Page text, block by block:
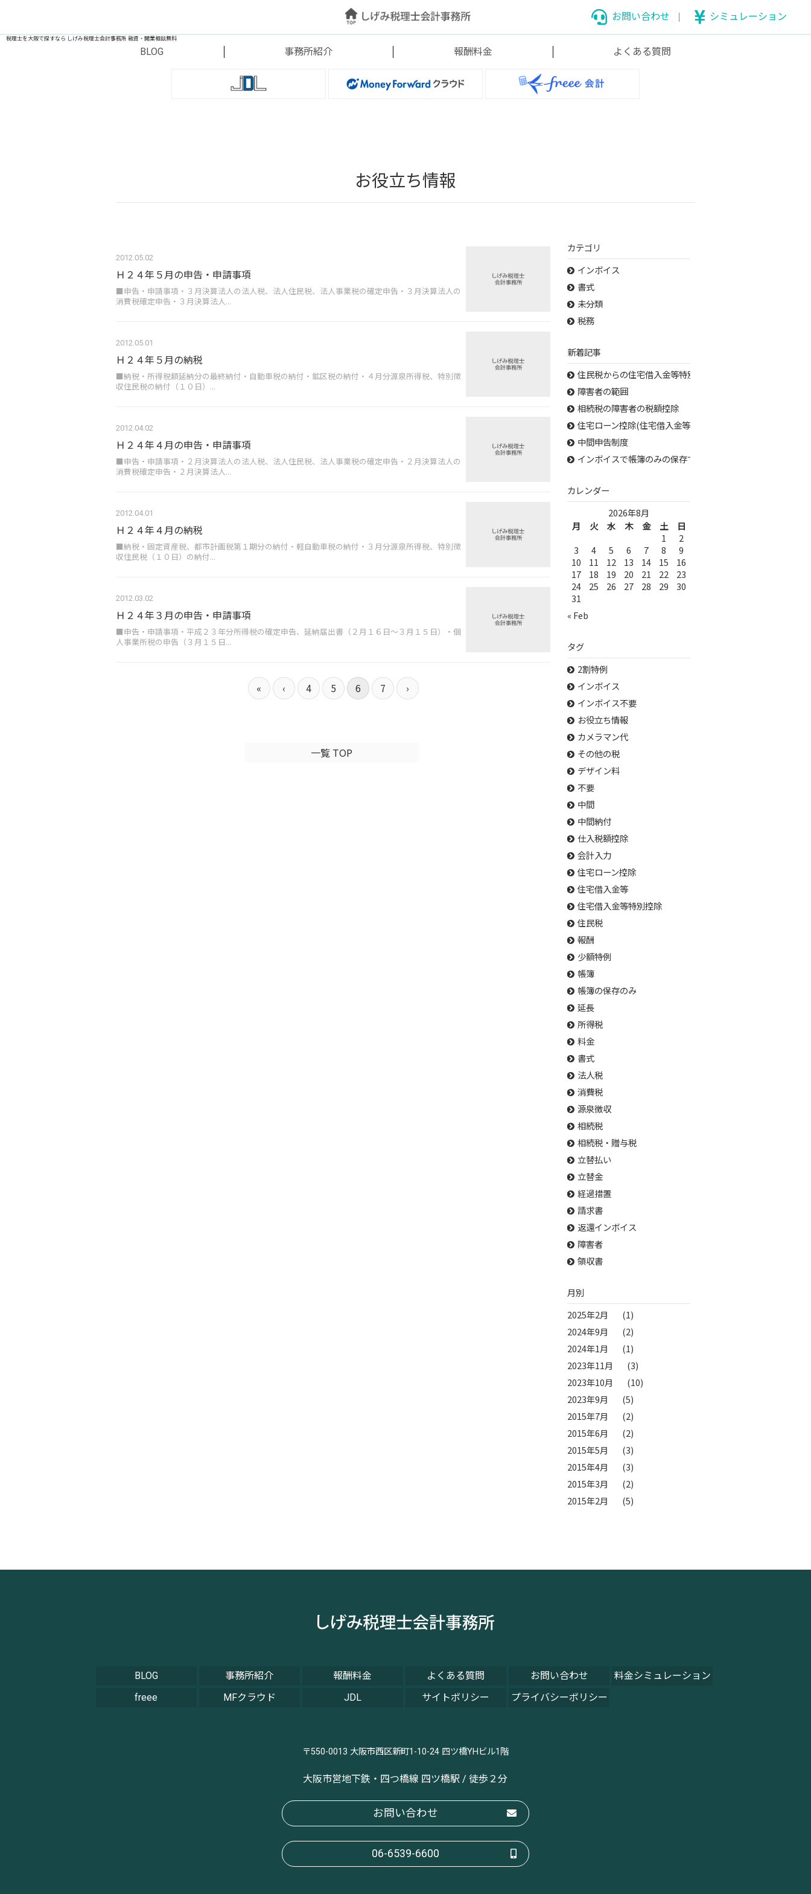
税理士を大阪で探すなら しげみ税理士会計事務所 融資・開業相談無料
BLOG 事務所紹介 報酬料金 よくある質問
お役立ち情報
2012.05.02
Ｈ２４年５月の申告・申請事項
■申告・申請事項・３月決算法人の法人税、法人住民税、法人事業税の確定申告・３月決算法人の
消費税確定申告・３月決算法人...
2012.05.01
Ｈ２４年５月の納税
■納税・所得税額延納分の最終納付・自動車税の納付・鉱区税の納付・４月分源泉所得税、特別徴
収住民税の納付（１０日）...
2012.04.02
Ｈ２４年４月の申告・申請事項
■申告・申請事項・２月決算法人の法人税、法人住民税、法人事業税の確定申告・２月決算法人の
消費税確定申告・２月決算法人...
2012.04.01
Ｈ２４年４月の納税
■納税・固定資産税、都市計画税第１期分の納付・軽自動車税の納付・３月分源泉所得税、特別徴
収住民税（１０日）の納付...
2012.03.02
Ｈ２４年３月の申告・申請事項
■申告・申請事項・平成２３年分所得税の確定申告、延納届出書（２月１６日～３月１５日）・個
人事業所税の申告（３月１５日...
« ‹ 4 5 6 7 ›
一覧 TOP
カテゴリ
インボイス
書式
未分類
税務
新着記事
住民税からの住宅借入金等特別税額控除（住宅ローン控除）
障害者の範囲
相続税の障害者の税額控除
住宅ローン控除(住宅借入金等特別控除)必要書類
中間申告制度
インボイスで帳簿のみの保存で仕入税額控除が認められる取
カレンダー
2026年8月
月
火 水 木 金 土 日
« Feb
1
2
3
4 5 6 7 8
9
10
11 12 13 14 15
16
17
18 19 20 21 22
23
24
25 26 27 28 29
30
31
タグ
2割特例
インボイス
インボイス不要
お役立ち情報
カメラマン代
その他の税
デザイン料
不要
中間
中間納付
仕入税額控除
会計入力
住宅ローン控除
住宅借入金等
住宅借入金等特別控除
住民税
報酬
少額特例
帳簿
帳簿の保存のみ
延長
所得税
料金
書式
法人税
消費税
源泉徴収
相続税
相続税・贈与税
立替払い
立替金
経過措置
請求書
返還インボイス
障害者
領収書
月別
2025年2月
(1)
2024年9月
(2)
2024年1月
(1)
2023年11月
(3)
2023年10月
(10)
2023年9月
(5)
2015年7月
(2)
2015年6月
(2)
2015年5月
(3)
2015年4月
(3)
2015年3月
(2)
2015年2月
(5)
BLOG 事務所紹介 報酬料金 よくある質問 お問い合わせ
料金シミュレーション
freee
MFクラウド JDL サイトポリシー プライバシーポリシー
〒550-0013 大阪市西区新町1-10-24 四ツ橋YHビル1階
大阪市営地下鉄・四つ橋線 四ツ橋駅 / 徒歩２分
お問い合わせ
06-6539-6600
お問い合わせ シミュレーション